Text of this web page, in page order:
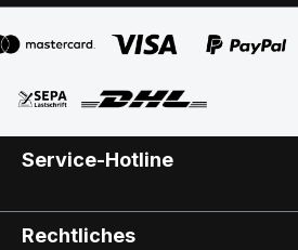
Service-Hotline
Rechtliches